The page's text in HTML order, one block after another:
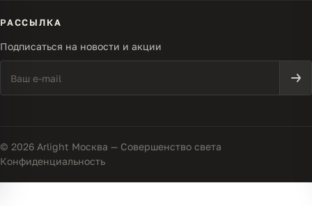
РАССЫЛКА
Подписаться на новости и акции
© 2026 Arlight Москва — Совершенство света
Конфиденциальность